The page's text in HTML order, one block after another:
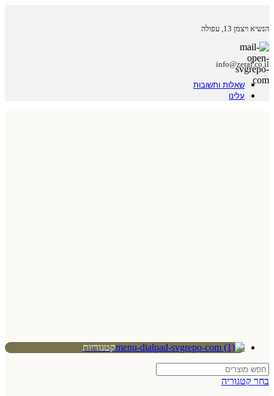
הנשיא ויצמן 13, עפולה
info@zeraf.co.il
שאלות ותשובות
עלינו
קטגוריות
בחר קטגוריה